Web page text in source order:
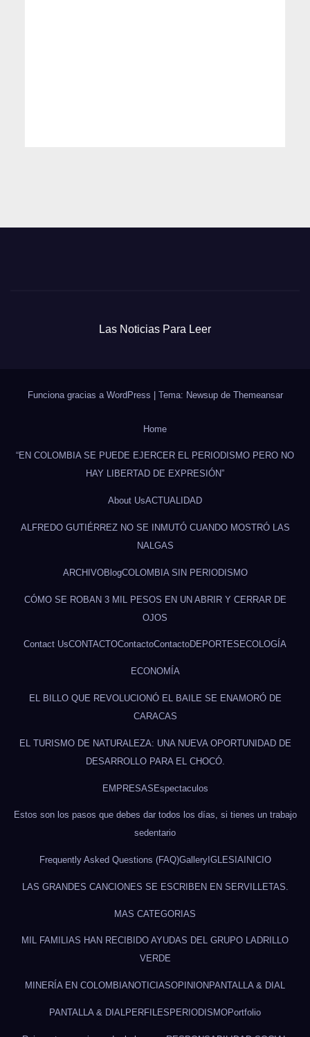
Las Noticias Para Leer
Funciona gracias a WordPress Tema: Newsup de Themeansar
Home
“EN COLOMBIA SE PUEDE EJERCER EL PERIODISMO PERO NO
HAY LIBERTAD DE EXPRESIÓN”
About UsACTUALIDAD
ALFREDO GUTIÉRREZ NO SE INMUTÓ CUANDO MOSTRÓ LAS
NALGAS
ARCHIVOBlogCOLOMBIA SIN PERIODISMO
CÓMO SE ROBAN 3 MIL PESOS EN UN ABRIR Y CERRAR DE
OJOS
Contact UsCONTACTOContactoContactoDEPORTES ECOLOGÍA
ECONOMÍA
EL BILLO QUE REVOLUCIONÓ EL BAILE SE ENAMORÓ DE
CARACAS
EL TURISMO DE NATURALEZA: UNA NUEVA OPORTUNIDAD DE
DESARROLLO PARA EL CHOCÓ.
EMPRESASEspectaculos
Estos son los pasos que debes dar todos los días, si tienes un trabajo
sedentario
Frequently Asked Questions (FAQ)GalleryIGLESIAINICIO
LAS GRANDES CANCIONES SE ESCRIBEN EN SERVILLETAS.
MAS CATEGORIAS
MIL FAMILIAS HAN RECIBIDO AYUDAS DEL GRUPO LADRILLO
VERDE
MINERÍA EN COLOMBIANOTICIASOPINION PANTALLA & DIAL
PANTALLA & DIAL PERFILES PERIODISMOPortfolio